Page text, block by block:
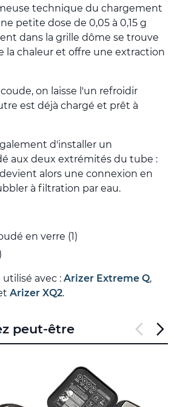
technique du chargement
petite dose de 0,05 à 0,15 g
dans la grille dôme se trouve
la chaleur et offre une extraction
on laisse l'un refroidir
est déjà chargé et prêt à
d'installer un
aux deux extrémités du tube :
alors une connexion en
à filtration par eau.
en verre (1)
avec : Arizer Extreme Q,
Arizer XQ2.
peut-être